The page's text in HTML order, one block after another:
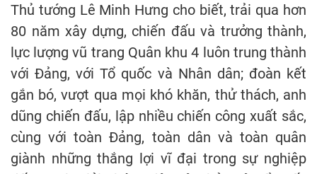
Thủ tướng Lê Minh Hưng cho biết, trải qua hơn
80 năm xây dựng, chiến đấu và trưởng thành,
lực lượng vũ trang Quân khu 4 luôn trung thành
với Đảng, với Tổ quốc và Nhân dân; đoàn kết
gắn bó, vượt qua mọi khó khăn, thử thách, anh
dũng chiến đấu, lập nhiều chiến công xuất sắc,
cùng với toàn Đảng, toàn dân và toàn quân
giành những thắng lợi vĩ đại trong sự nghiệp